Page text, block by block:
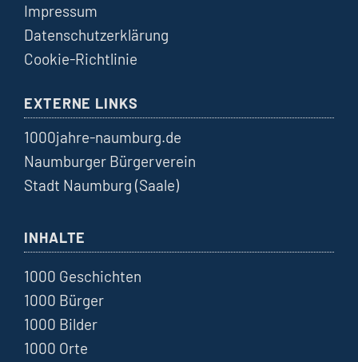
Impressum
Datenschutzerklärung
Cookie-Richtlinie
EXTERNE LINKS
1000jahre-naumburg.de
Naumburger Bürgerverein
Stadt Naumburg (Saale)
INHALTE
1000 Geschichten
1000 Bürger
1000 Bilder
1000 Orte